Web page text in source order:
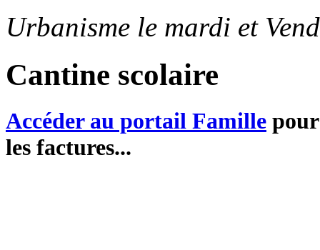
Urbanisme le mardi et
Cantine scolaire
Accéder au portail Famille
les factures...